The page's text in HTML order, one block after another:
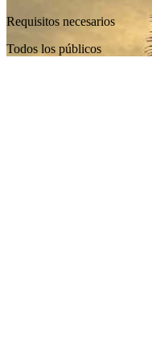
Requisitos necesarios
Todos los públicos